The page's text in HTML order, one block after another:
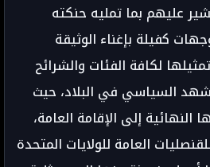
عليهم بما تمليه حنكته
كفيلة بإغناء الوثيقة
لكافة الفئات والشرائح
السياسي في البلاد، حيث
إلى الإقامة العامة،
العامة للولايات المتحدة